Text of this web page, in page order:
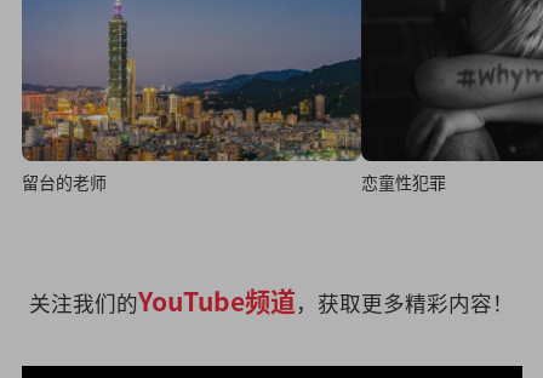
留台的老师 恋童性犯罪
关注我们的YouTube频道，获取更多精彩内容！